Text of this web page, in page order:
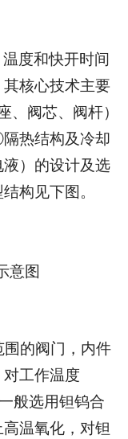
度和快开时间
核心技术主要
阀芯、阀杆）
热结构及冷却
）的设计及选
构见下图。
意图
的阀门，内件
工作温度
般选用钽钨合
温氧化，对钽